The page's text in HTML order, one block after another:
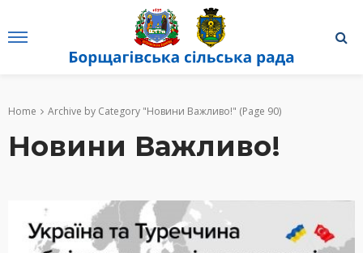
Home Archive by Category "Новини Важливо!" (Page 90)
Новини Важливо!